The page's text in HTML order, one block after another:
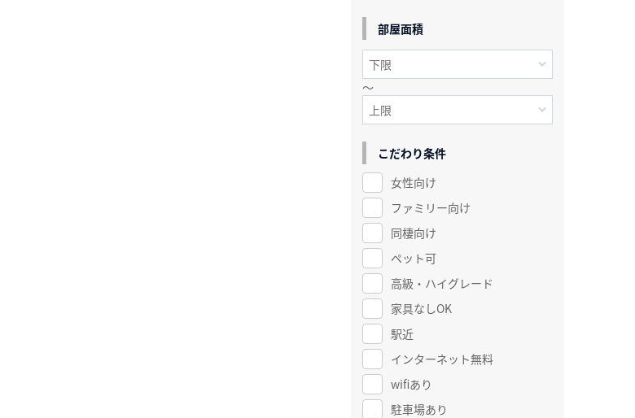
部屋面積
～
こだわり条件
女性向け
ファミリー向け
同棲向け
ペット可
高級・ハイグレード
家具なしOK
駅近
インターネット無料
wifiあり
駐車場あり